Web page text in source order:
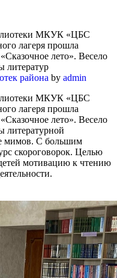
МКУК «ЦБС
лагеря прошла
лето». Весело
литератур
района by admin
МКУК «ЦБС
лагеря прошла
лето». Весело
литературной
мимов. С большим
скороговорок. Целью
мотивацию к чтению